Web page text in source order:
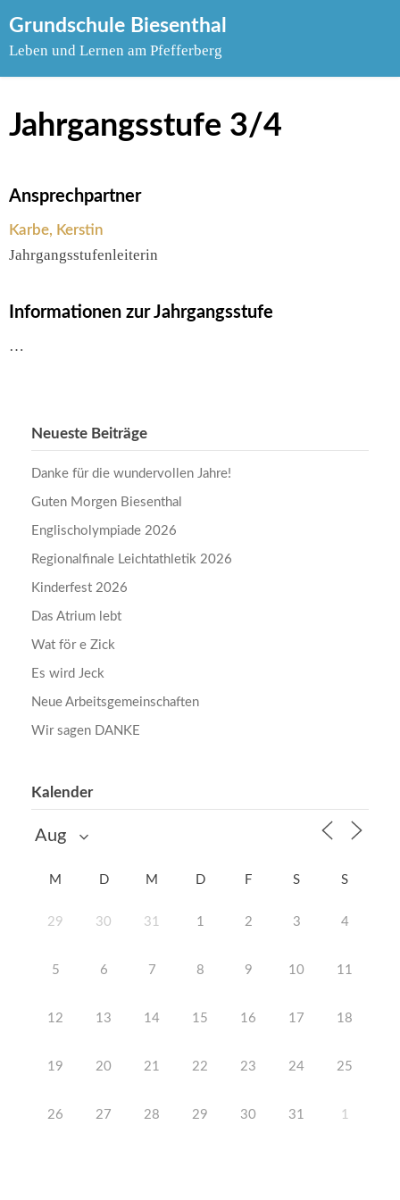
to
Grundschule Biesenthal
Leben und Lernen am Pfefferberg
Jahrgangsstufe 3/4
Ansprechpartner
Karbe, Kerstin
Jahrgangsstufenleiterin
Informationen zur Jahrgangsstufe
…
Neueste Beiträge
Danke für die wundervollen Jahre!
Guten Morgen Biesenthal
Englischolympiade 2026
Regionalfinale Leichtathletik 2026
Kinderfest 2026
Das Atrium lebt
Wat för e Zick
Es wird Jeck
Neue Arbeitsgemeinschaften
Wir sagen DANKE
Kalender
M D M D F S S
29 30 31 1 2 3 4
5 6 7 8 9 10 11
12 13 14 15 16 17 18
19 20 21 22 23 24 25
26 27 28 29 30 31 1